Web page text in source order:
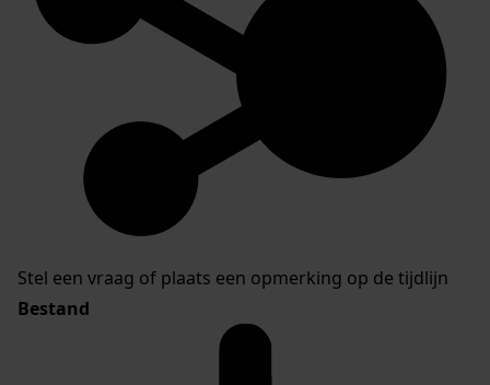
Stel een vraag of plaats een opmerking op de tijdlijn
Bestand